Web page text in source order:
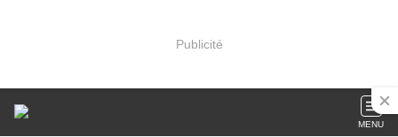
Publicité
MENU